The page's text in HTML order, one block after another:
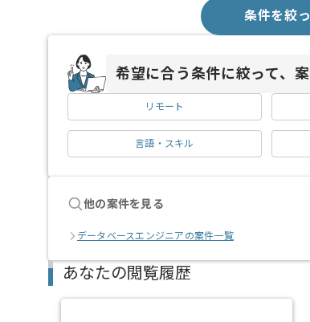
条件を絞
希望に合う条件に絞って、
リモート
言語・スキル
他の案件を見る
データベースエンジニアの案件一覧
あなたの閲覧履歴